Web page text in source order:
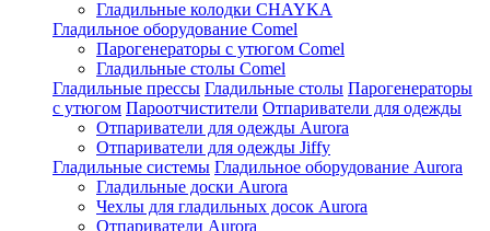
Гладильные колодки CHAYKA
Гладильное оборудование Comel
Парогенераторы с утюгом Comel
Гладильные столы Comel
Гладильные прессы Гладильные столы Парогенераторы
с утюгом Пароотчистители Отпариватели для одежды
Отпариватели для одежды Aurora
Отпариватели для одежды Jiffy
Гладильные системы Гладильное оборудование Aurora
Гладильные доски Aurora
Чехлы для гладильных досок Aurora
Отпариватели Aurora